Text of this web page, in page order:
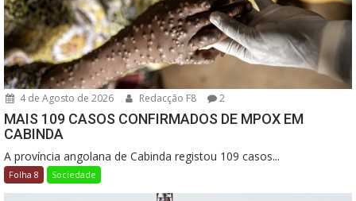
4 de Agosto de 2026 Redacção F8 2
MAIS 109 CASOS CONFIRMADOS DE MPOX EM
CABINDA
A província angolana de Cabinda registou 109 casos...
Folha 8 Sociedade